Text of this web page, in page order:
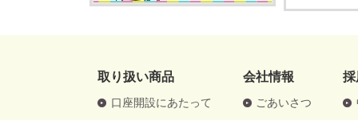
取り扱い商品
口座開設にあたって
会社情報
ごあいさつ